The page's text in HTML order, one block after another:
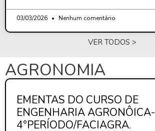
03/03/2026 Nenhum comentário
VER TODOS >
AGRONOMIA
EMENTAS DO CURSO DE
ENGENHARIA AGRONÔICA-
4°PERÍODO/FACIAGRA.